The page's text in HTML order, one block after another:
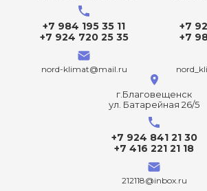
+7 984 195 35 11
+7 924 720 25 35
nord-klimat@mail.ru
+7
+7
г.Благовещенск
ул. Батарейная 26/5
+7 924 841 21 30
+7 416 221 21 18
212118@inbox.ru